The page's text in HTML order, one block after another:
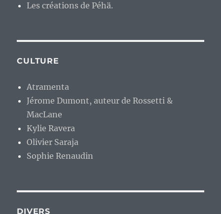
Les créations de Péhä.
CULTURE
Atramenta
Jérome Dumont, auteur de Rossetti &
MacLane
Kylie Ravera
Olivier Saraja
Sophie Renaudin
DIVERS